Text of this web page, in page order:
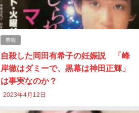
芸能
自殺した岡田有希子の妊娠説 「峰
岸徹はダミーで、黒幕は神田正輝」
は事実なのか？
2023年4月12日